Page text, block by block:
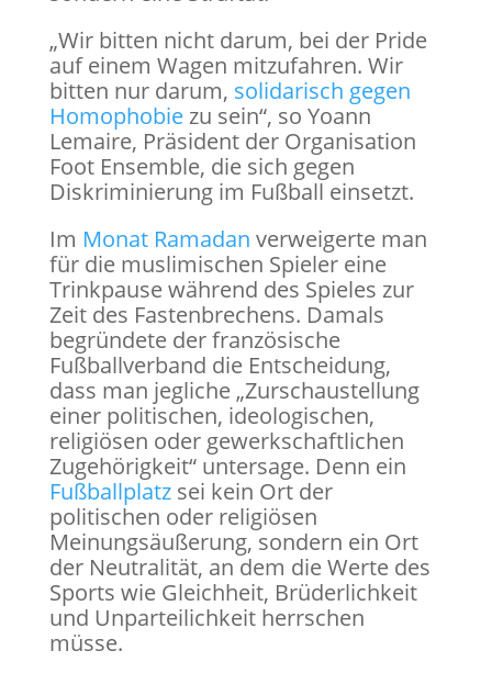
„Wir bitten nicht darum, bei der Pride
auf einem Wagen mitzufahren. Wir
bitten nur darum, solidarisch gegen
Homophobiezu sein“, so Yoann
Lemaire, Präsident der Organisation
Foot Ensemble, die sich gegen
Diskriminierung im Fußball einsetzt.
Im Monat Ramadan verweigerte man
für die muslimischen Spieler eine
Trinkpause während des Spieles zur
Zeit des Fastenbrechens. Damals
begründete der französische
Fußballverband die Entscheidung,
dass man jegliche „Zurschaustellung
einer politischen, ideologischen,
religiösen oder gewerkschaftlichen
Zugehörigkeit“ untersage. Denn ein
Fußballplatzsei kein Ort der
politischen oder religiösen
Meinungsäußerung, sondern ein Ort
der Neutralität, an dem die Werte des
Sports wie Gleichheit, Brüderlichkeit
und Unparteilichkeit herrschen
müsse.